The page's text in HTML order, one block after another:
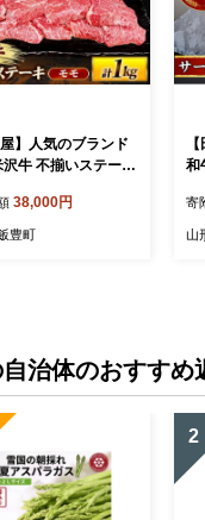
屋】人気のブランド
沢牛 不揃いステーキ
国産 和牛 黒毛和
キ ステーキ肉 牛
38,000円
豊町
和
凍
牛
寄
山
自治体のおすすめ
2